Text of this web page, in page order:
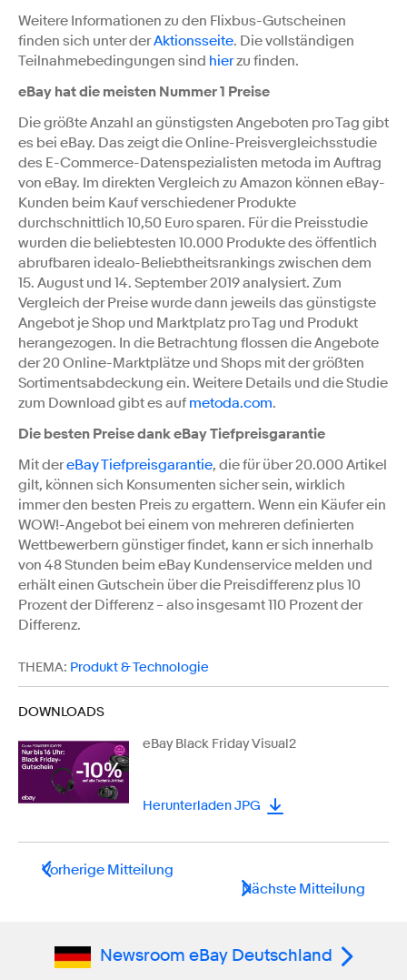
Weitere Informationen zu den Flixbus-Gutscheinen
finden sich unter derAktionsseite. Die vollständigen
Teilnahmebedingungen sind hierzu finden.
eBay hat die meisten Nummer 1 Preise
Die größte Anzahl an günstigsten Angeboten pro Tag gibt
es bei eBay. Das zeigt die Online-Preisvergleichsstudie
des E-Commerce-Datenspezialisten metoda im Auftrag
von eBay. Im direkten Vergleich zu Amazon können eBay-
Kunden beim Kauf verschiedener Produkte
durchschnittlich 10,50 Euro sparen. Für die Preisstudie
wurden die beliebtesten 10.000 Produkte des öffentlich
abrufbaren idealo-Beliebtheitsrankings zwischen dem
15. August und 14. September 2019 analysiert. Zum
Vergleich der Preise wurde dann jeweils das günstigste
Angebot je Shop und Marktplatz pro Tag und Produkt
herangezogen. In die Betrachtung flossen die Angebote
der 20 Online-Marktplätze und Shops mit der größten
Sortimentsabdeckung ein. Weitere Details und die Studie
zum Download gibt es auf metoda.com.
Die besten Preise dank eBay Tiefpreisgarantie
Mit dereBay Tiefpreisgarantie, die für über 20.000 Artikel
gilt, können sich Konsumenten sicher sein, wirklich
immer den besten Preis zu ergattern. Wenn ein Käufer ein
WOW!-Angebot bei einem von mehreren definierten
Wettbewerbern günstiger findet, kann er sich innerhalb
von 48 Stunden beim eBay Kundenservice melden und
erhält einen Gutschein über die Preisdifferenz plus 10
Prozent der Differenz – also insgesamt 110 Prozent der
Differenz.
THEMA: Produkt & Technologie
DOWNLOADS
eBay Black Friday Visual2
Herunterladen JPG
Vorherige Mitteilung
Nächste Mitteilung
Newsroom eBay Deutschland